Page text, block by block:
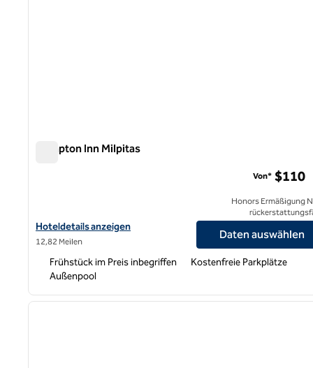
Hampton Inn Milpitas
Hoteldetails zum Hampton Inn Milpitas anzeigen
Hoteldetails anzeigen
12,82 Meilen
Von* $110
Honors Ermäßigung
Daten auswählen
Frühstück im Preis inbegriffen
Kostenfreie Parkplätze
Außenpool
1 von 10